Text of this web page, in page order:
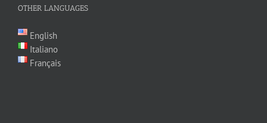
OTHER LANGUAGES
English
Italiano
Français